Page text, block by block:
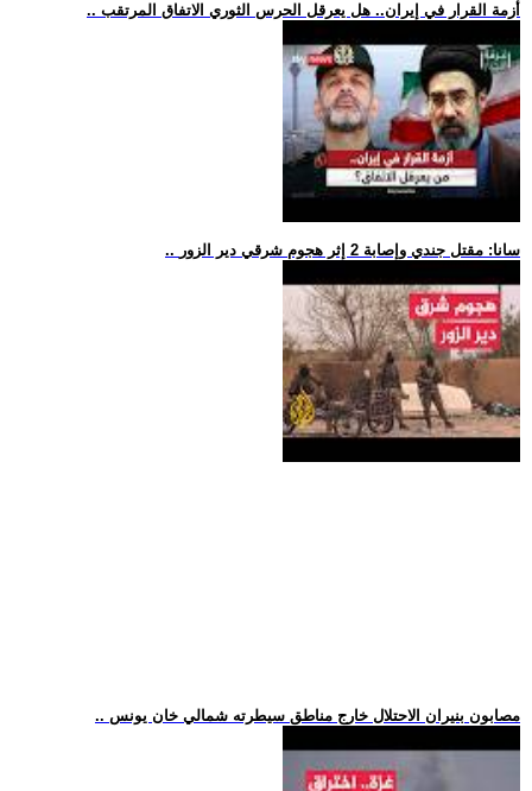
.. أزمة القرار في إيران.. هل يعرقل الحرس الثوري الاتفاق المرتقب
.. سانا: مقتل جندي وإصابة 2 إثر هجوم شرقي دير الزور
.. مصابون بنيران الاحتلال خارج مناطق سيطرته شمالي خان يونس